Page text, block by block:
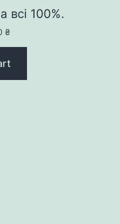
всі 100%.
₴Current
price
is: